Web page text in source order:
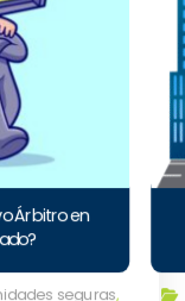
Árbitro en
seguras,